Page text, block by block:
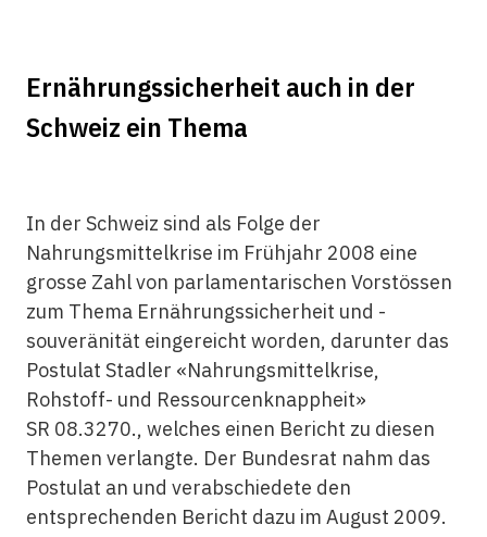
Ernährungssicherheit auch in der
Schweiz ein Thema
In der Schweiz sind als Folge der
Nahrungsmittelkrise im Frühjahr 2008 eine
grosse Zahl von parlamentarischen Vorstössen
zum Thema Ernährungssicherheit und -
souveränität eingereicht worden, darunter das
Postulat Stadler «Nahrungsmittelkrise,
Rohstoff- und Ressourcenknappheit»
SR 08.3270., welches einen Bericht zu diesen
Themen verlangte. Der Bundesrat nahm das
Postulat an und verabschiedete den
entsprechenden Bericht dazu im August 2009.